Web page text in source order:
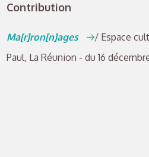
Contribution
Ma[r]ron[n]ages
/ Espace
Paul, La Réunion - du 16